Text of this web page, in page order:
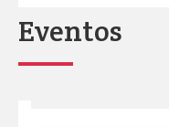
Producto
Categorias
Eventos